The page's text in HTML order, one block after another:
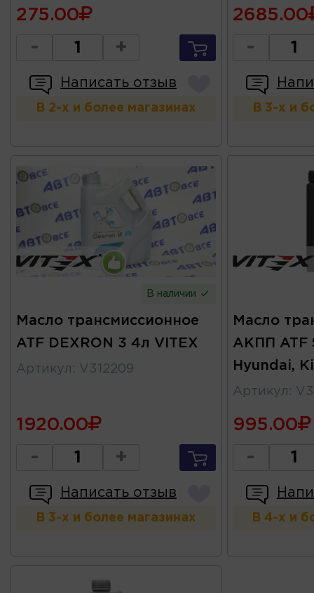
275.00
- +
Написать отзыв
В 2-х и более магазинах
2685.00
-
В 3-х и
В наличии
Масло трансмиссионное
ATF DEXRON 3 4л VITEX
Артикул : V312209
1920.00
- +
Написать отзыв
В 3-х и более магазинах
Масло
АКПП ATF
Hyundai,
Артикул :
995.00
-
В 4-х и